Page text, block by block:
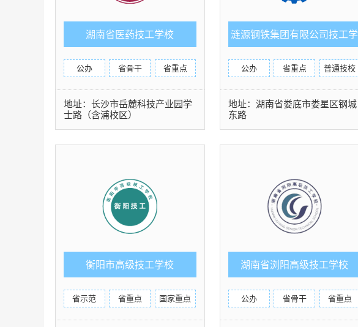
湖南省医药技工学校
公办 省骨干 省重点
地址：长沙市岳麓科技产业园学
士路（含浦校区）
涟源钢铁集团有限公司技工学
校
公办 省重点 普通技校
地址：湖南省娄底市娄星区钢城
东路
衡阳市高级技工学校
省示范 省重点 国家重点
湖南省浏阳高级技工学校
公办 省骨干 省重点